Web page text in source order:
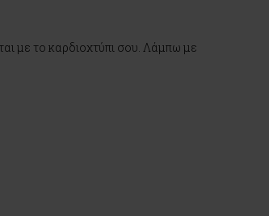
με το καρδιοχτύπι σου. Λάμπω με